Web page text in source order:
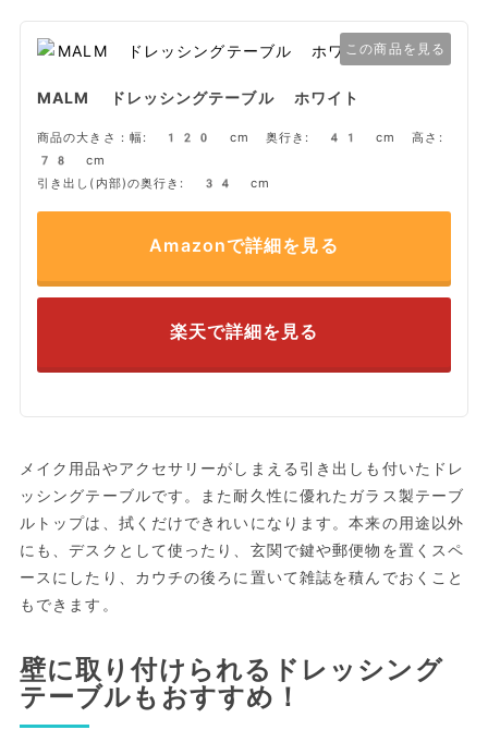
この商品を見る
MALM ドレッシングテーブル ホワイト
商品の大きさ：幅: 120 cm 奥行き: 41 cm 高さ:
78 cm
引き出し(内部)の奥行き: 34 cm
Amazonで詳細を見る
楽天で詳細を見る
メイク用品やアクセサリーがしまえる引き出しも付いたドレ
ッシングテーブルです。また耐久性に優れたガラス製テーブ
ルトップは、拭くだけできれいになります。本来の用途以外
にも、デスクとして使ったり、玄関で鍵や郵便物を置くスペ
ースにしたり、カウチの後ろに置いて雑誌を積んでおくこと
もできます。
壁に取り付けられるドレッシング
テーブルもおすすめ！